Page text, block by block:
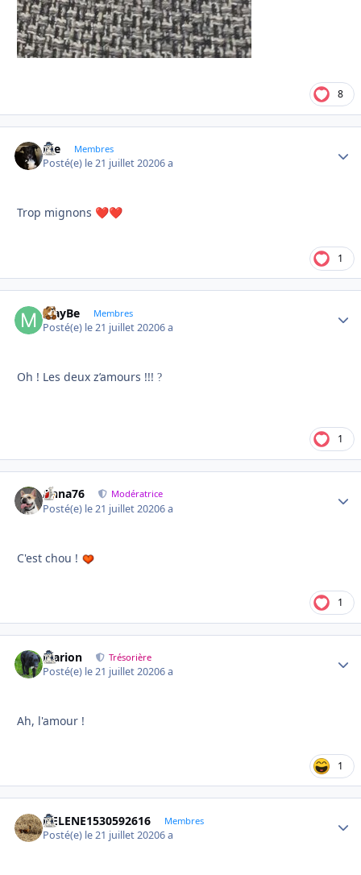
8
Joe Membres
Posté(e) le 21 juillet 20206 a
Trop mignons ❤️❤️
1
MayBe Membres
Posté(e) le 21 juillet 20206 a
Oh ! Les deux z’amours !!! ?
1
Anna76 Modératrice
Posté(e) le 21 juillet 20206 a
C'est chou !
1
Marion Trésorière
Posté(e) le 21 juillet 20206 a
Ah, l'amour !
1
HELENE1530592616 Membres
Posté(e) le 21 juillet 20206 a